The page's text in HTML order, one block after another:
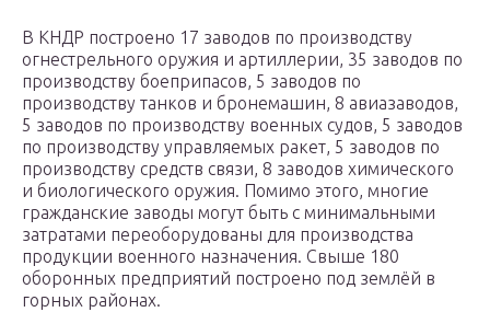
В КНДР построено 17 заводов по производству
огнестрельного оружия и артиллерии, 35 заводов по
производству боеприпасов, 5 заводов по
производству танков и бронемашин, 8 авиазаводов,
5 заводов по производству военных судов, 5 заводов
по производству управляемых ракет, 5 заводов по
производству средств связи, 8 заводов химического
и биологического оружия. Помимо этого, многие
гражданские заводы могут быть с минимальными
затратами переоборудованы для производства
продукции военного назначения. Свыше 180
оборонных предприятий построено под землёй в
горных районах.